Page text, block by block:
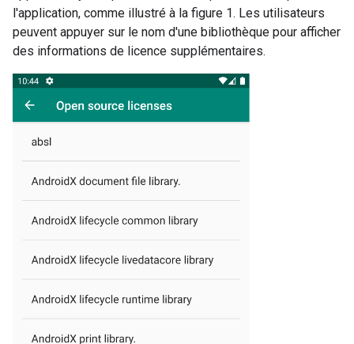
l'application, comme illustré à la figure 1. Les utilisateurs
peuvent appuyer sur le nom d'une bibliothèque pour afficher
des informations de licence supplémentaires.